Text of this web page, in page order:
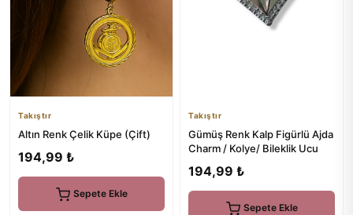
Takıştır
Altın Renk Çelik Küpe (Çift)
194,99 ₺
Sepete Ekle
Takıştır
Gümüş Renk Kalp Figürlü Ajda
Charm / Kolye/ Bileklik Ucu
194,99 ₺
Sepete Ekle